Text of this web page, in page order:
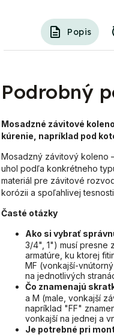
Popis
Podrobný
Mosadzné závitové
kúrenie, napríklad pod
Mosadzný závitový koleno
uhol podľa konkrétneho
materiál pre závitové
korózii a spoľahlivej
Časté otázky
Ako si vybrať
3/4", 1") musí presne
armatúre, ku ktorej
MF (vonkajší-
na jednotlivých
Čo znamenajú
a M (male, vonkajší
napríklad "FF"
vonkajší na jednej a
Je potrebné pri